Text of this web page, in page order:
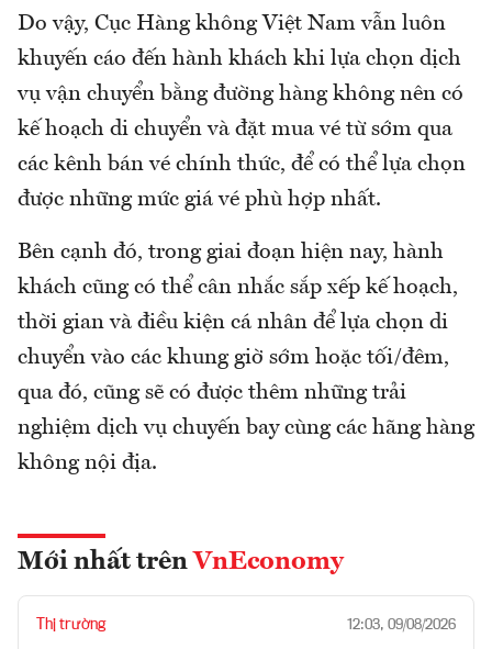
Do vậy, Cục Hàng không Việt Nam vẫn luôn
khuyến cáo đến hành khách khi lựa chọn dịch
vụ vận chuyển bằng đường hàng không nên có
kế hoạch di chuyển và đặt mua vé từ sớm qua
các kênh bán vé chính thức, để có thể lựa chọn
được những mức giá vé phù hợp nhất.
Bên cạnh đó, trong giai đoạn hiện nay, hành
khách cũng có thể cân nhắc sắp xếp kế hoạch,
thời gian và điều kiện cá nhân để lựa chọn di
chuyển vào các khung giờ sớm hoặc tối/đêm,
qua đó, cũng sẽ có được thêm những trải
nghiệm dịch vụ chuyến bay cùng các hãng hàng
không nội địa.
Mới nhất trên VnEconomy
Thị trường 12:03, 09/08/2026